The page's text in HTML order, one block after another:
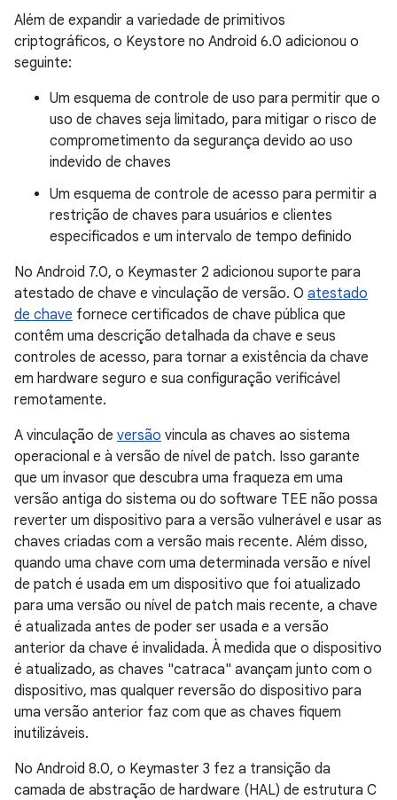
Além de expandir a variedade de primitivos
criptográficos, o Keystore no Android 6.0 adicionou o
seguinte:
Um esquema de controle de uso para permitir que o
uso de chaves seja limitado, para mitigar o risco de
comprometimento da segurança devido ao uso
indevido de chaves
Um esquema de controle de acesso para permitir a
restrição de chaves para usuários e clientes
especificados e um intervalo de tempo definido
No Android 7.0, o Keymaster 2 adicionou suporte para
atestado de chave e vinculação de versão. O atestado
de chave fornece certificados de chave pública que
contêm uma descrição detalhada da chave e seus
controles de acesso, para tornar a existência da chave
em hardware seguro e sua configuração verificável
remotamente.
A vinculação de versão vincula as chaves ao sistema
operacional e à versão de nível de patch. Isso garante
que um invasor que descubra uma fraqueza em uma
versão antiga do sistema ou do software TEE não possa
reverter um dispositivo para a versão vulnerável e usar as
chaves criadas com a versão mais recente. Além disso,
quando uma chave com uma determinada versão e nível
de patch é usada em um dispositivo que foi atualizado
para uma versão ou nível de patch mais recente, a chave
é atualizada antes de poder ser usada e a versão
anterior da chave é invalidada. À medida que o dispositivo
é atualizado, as chaves "catraca" avançam junto com o
dispositivo, mas qualquer reversão do dispositivo para
uma versão anterior faz com que as chaves fiquem
inutilizáveis.
No Android 8.0, o Keymaster 3 fez a transição da
camada de abstração de hardware (HAL) de estrutura C